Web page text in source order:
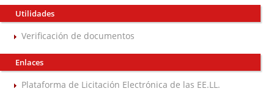
Utilidades
Verificación de documentos
Enlaces
Plataforma de Licitación Electrónica de las EE.LL.